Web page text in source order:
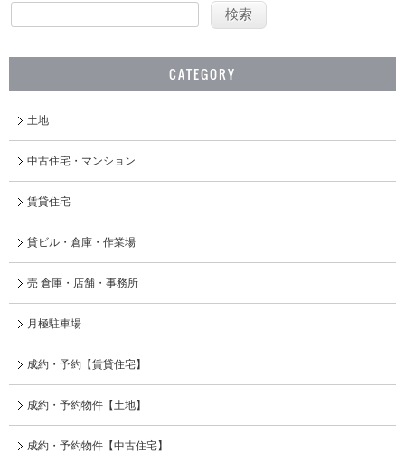
CATEGORY
土地
中古住宅・マンション
賃貸住宅
貸ビル・倉庫・作業場
売 倉庫・店舗・事務所
月極駐車場
成約・予約【賃貸住宅】
成約・予約物件【土地】
成約・予約物件【中古住宅】